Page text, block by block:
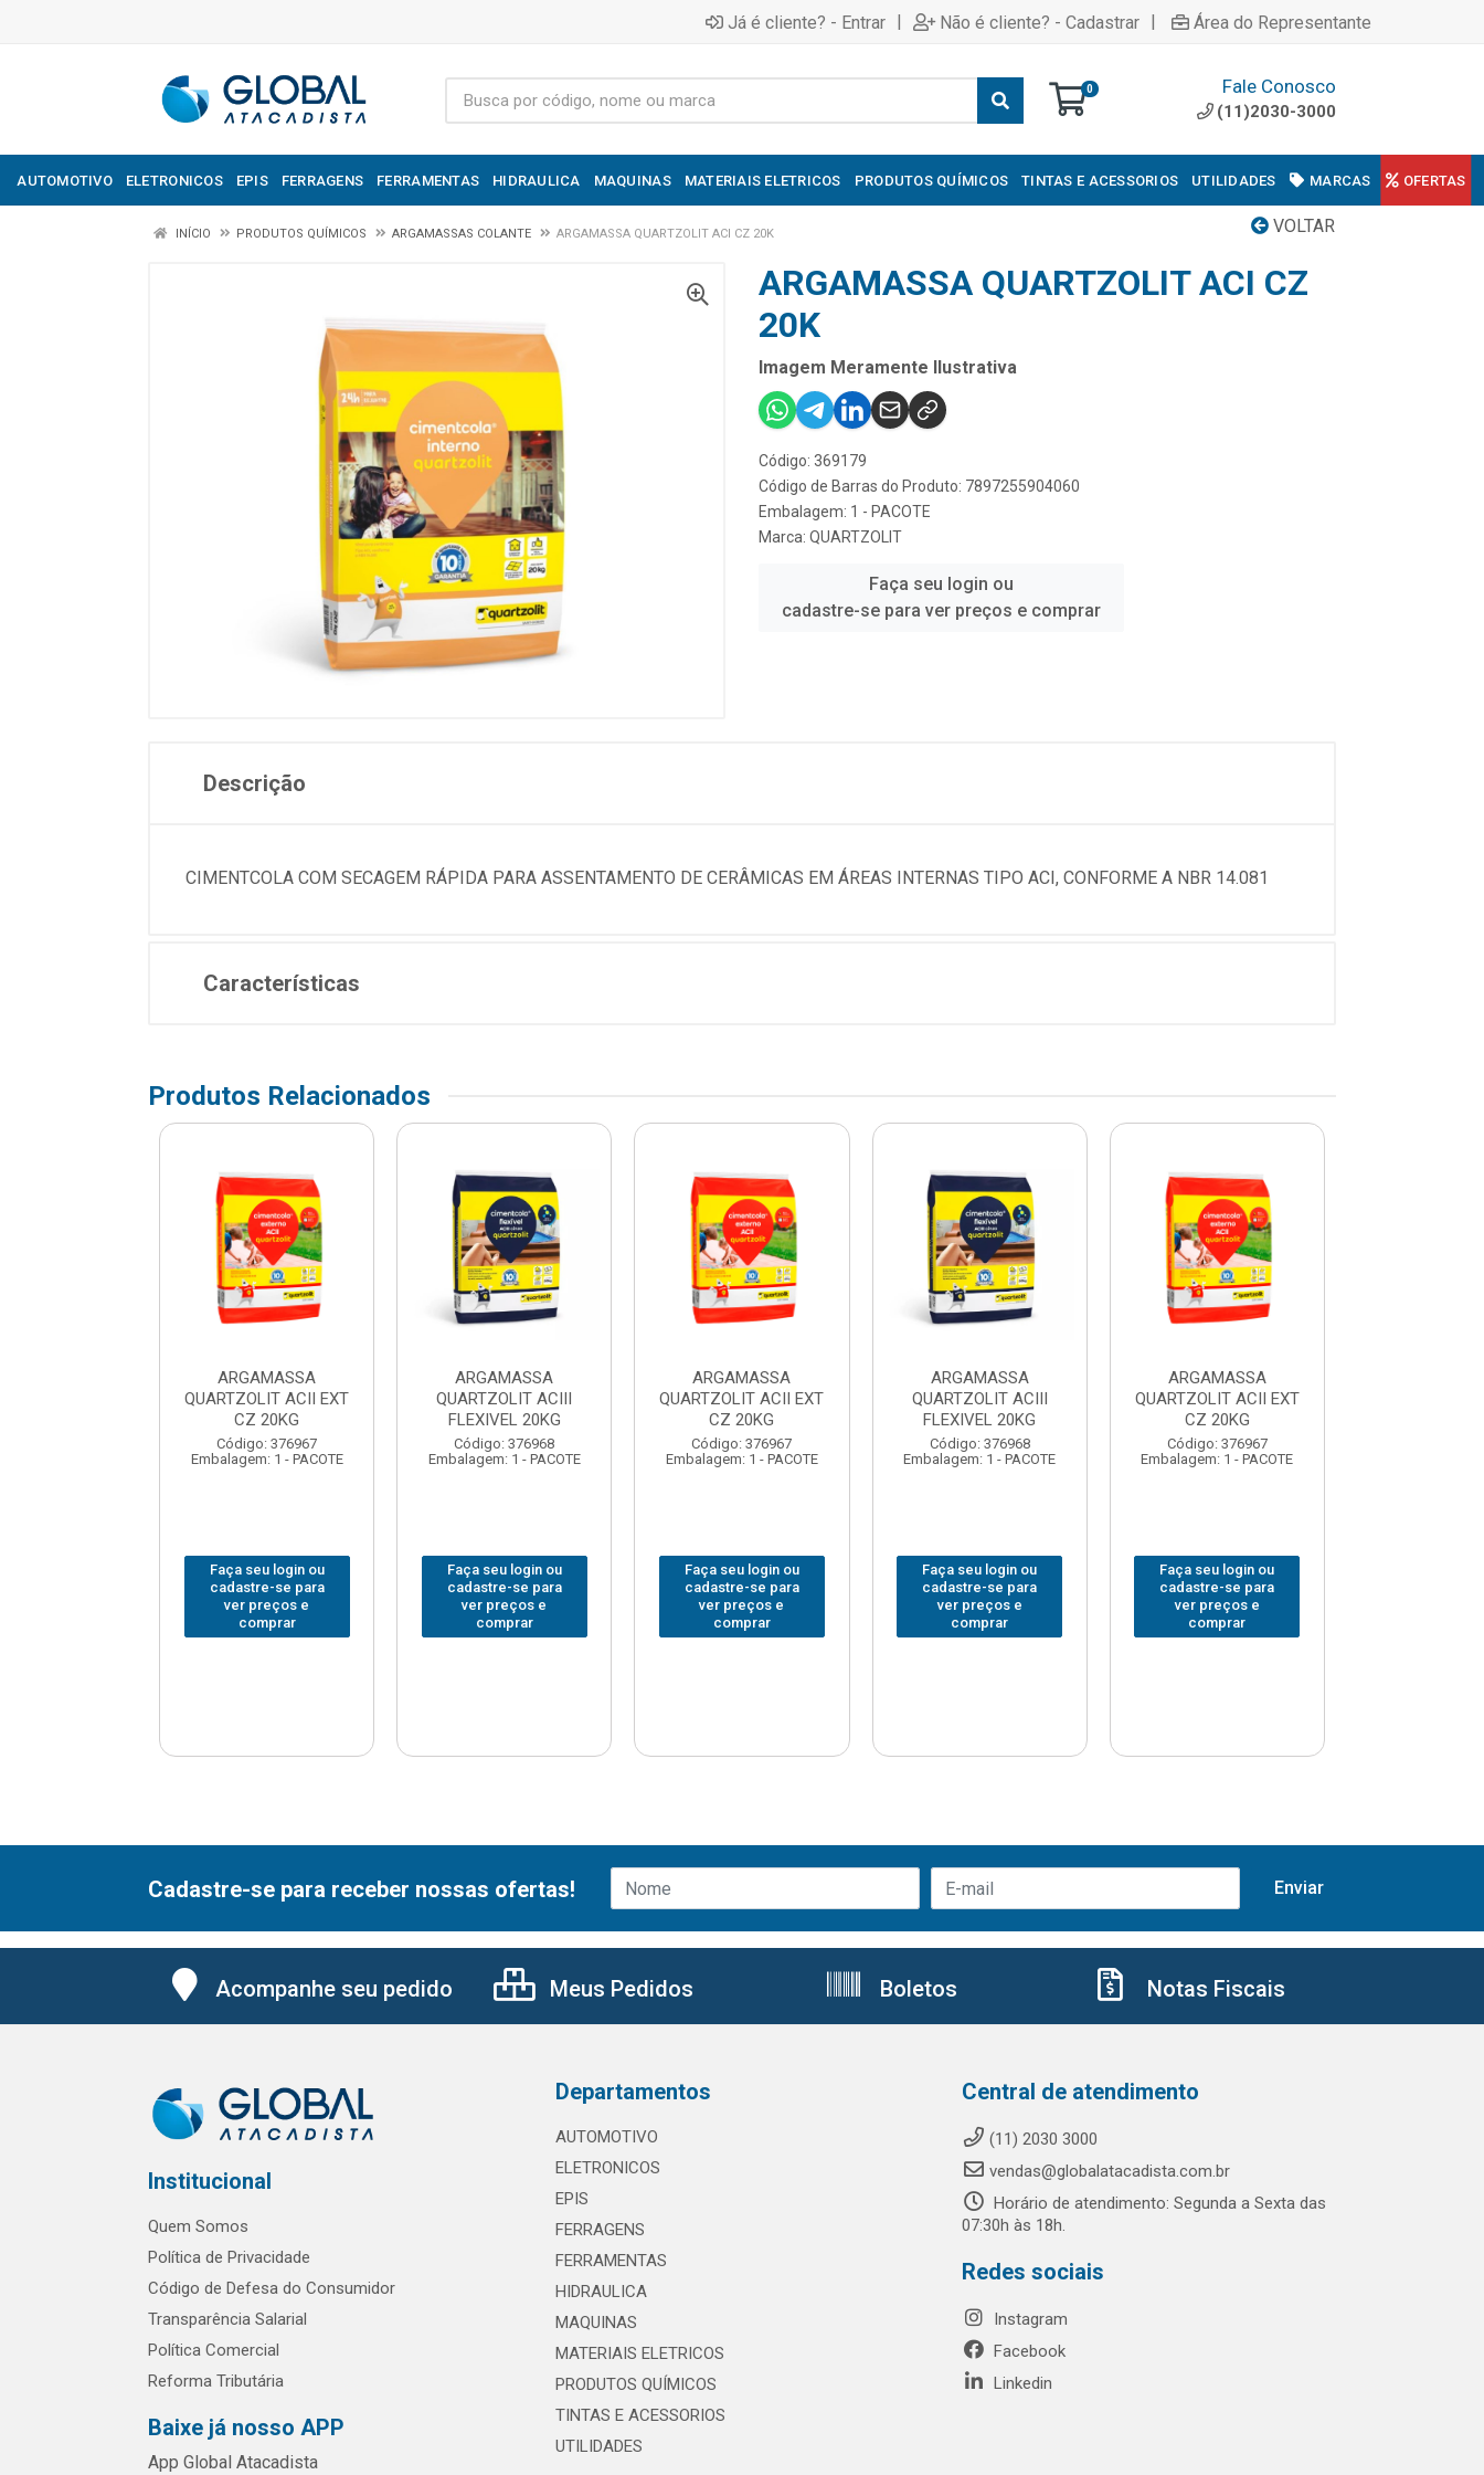
Já é cliente? - Entrar | Não é cliente? - Cadastrar | Área do Representante
0 Fale Conosco
(11)2030-3000
AUTOMOTIVO ELETRONICOS EPIS FERRAGENS FERRAMENTAS HIDRAULICA MAQUINAS MATERIAIS ELETRICOS PRODUTOS QUÍMICOS TINTAS E ACESSORIOS UTILIDADES MARCAS OFERTAS
VOLTAR
INÍCIO PRODUTOS QUÍMICOS ARGAMASSAS COLANTE ARGAMASSA QUARTZOLIT ACI CZ 20K
ARGAMASSA QUARTZOLIT ACI CZ
20K
Imagem Meramente Ilustrativa
Código: 369179
Código de Barras do Produto: 7897255904060
Embalagem: 1 - PACOTE
Marca: QUARTZOLIT
Faça seu login ou
cadastre-se para ver preços e comprar
Descrição
CIMENTCOLA COM SECAGEM RÁPIDA PARA ASSENTAMENTO DE CERÂMICAS EM ÁREAS INTERNAS TIPO ACI, CONFORME A NBR 14.081
Características
Produtos Relacionados
ARGAMASSA
QUARTZOLIT ACII EXT
CZ 20KG
Código: 376967
Embalagem: 1 - PACOTE
Faça seu login ou
cadastre-se para
ver preços e
comprar
ARGAMASSA
QUARTZOLIT ACIII
FLEXIVEL 20KG
Código: 376968
Embalagem: 1 - PACOTE
Faça seu login ou
cadastre-se para
ver preços e
comprar
ARGAMASSA
QUARTZOLIT ACII EXT
CZ 20KG
Código: 376967
Embalagem: 1 - PACOTE
Faça seu login ou
cadastre-se para
ver preços e
comprar
ARGAMASSA
QUARTZOLIT ACIII
FLEXIVEL 20KG
Código: 376968
Embalagem: 1 - PACOTE
Faça seu login ou
cadastre-se para
ver preços e
comprar
ARGAMASSA
QUARTZOLIT ACII EXT
CZ 20KG
Código: 376967
Embalagem: 1 - PACOTE
Faça seu login ou
cadastre-se para
ver preços e
comprar
Cadastre-se para receber nossas ofertas!
Acompanhe seu pedido Meus Pedidos Boletos Notas Fiscais
Institucional
Quem Somos
Política de Privacidade
Código de Defesa do Consumidor
Transparência Salarial
Política Comercial
Reforma Tributária
Baixe já nosso APP
App Global Atacadista
Departamentos
AUTOMOTIVO
ELETRONICOS
EPIS
FERRAGENS
FERRAMENTAS
HIDRAULICA
MAQUINAS
MATERIAIS ELETRICOS
PRODUTOS QUÍMICOS
TINTAS E ACESSORIOS
UTILIDADES
Central de atendimento
(11) 2030 3000
vendas@globalatacadista.com.br
Horário de atendimento: Segunda a Sexta das
07:30h às 18h.
Redes sociais
Instagram
Facebook
Linkedin